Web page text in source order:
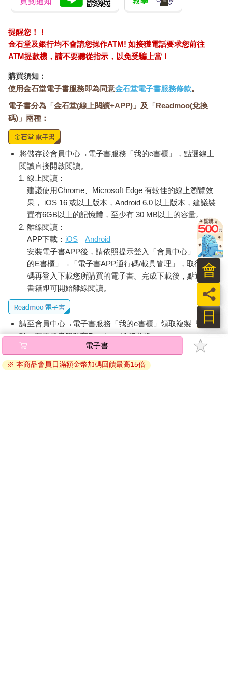
提醒您！！
金石堂及銀行均不會請您操作ATM! 如接獲電話要求您前往
ATM提款機，請不要聽從指示，以免受騙上當！
購買須知：
使用金石堂電子書服務即為同意金石堂電子書服務條款。
電子書分為「金石堂(線上閱讀+APP)」及「Readmoo(兌換
碼)」兩種：
將儲存於會員中心→電子書服務「我的e書櫃」，點選線上
閱讀直接開啟閱讀。
線上閱讀：
建議使用Chrome、Microsoft Edge 有較佳的線上瀏覽效
果， iOS 16 或以上版本，Android 6.0 以上版本，建議裝
置有6GB以上的記憶體，至少有 30 MB以上的容量。
離線閱讀：
APP下載： iOS
Android
安裝電子書APP後，請依照提示登入「會員中心」→「我
的E書櫃」→「電子書APP通行碼/載具管理」，取得通行
碼再登入下載您所購買的電子書。完成下載後，點選任一
書籍即可開始離線閱讀。
請至會員中心→電子書服務「我的e書櫃」領取複製『兌換
碼』至電子書服務商Readmoo進行兌換。
退換貨須知：
因版權保護，您在金石堂所購買的電子書僅能以金石堂專屬
電子書
※ 本商品會員日滿額金幣加碼回饋最高15倍
日
員
會